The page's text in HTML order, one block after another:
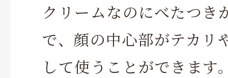
クリームなのにべたつき
で、顔の中心部がテカリ
して使うことができます